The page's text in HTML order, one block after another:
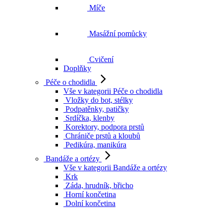
Míče
Masážní pomůcky
Cvičení
Doplňky
Péče o chodidla
Vše v kategorii Péče o chodidla
Vložky do bot, stélky
Podpatěnky, patičky
Srdíčka, klenby
Korektory, podpora prstů
Chrániče prstů a kloubů
Pedikúra, manikúra
Bandáže a ortézy
Vše v kategorii Bandáže a ortézy
Krk
Záda, hrudník, břicho
Horní končetina
Dolní končetina